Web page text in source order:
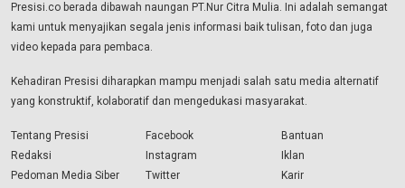
Presisi.co berada dibawah naungan PT.Nur Citra Mulia. Ini adalah semangat
kami untuk menyajikan segala jenis informasi baik tulisan, foto dan juga
video kepada para pembaca.
Kehadiran Presisi diharapkan mampu menjadi salah satu media alternatif
yang konstruktif, kolaboratif dan mengedukasi masyarakat.
Tentang Presisi
Redaksi
Pedoman Media Siber
Facebook
Instagram
Twitter
Bantuan
Iklan
Karir